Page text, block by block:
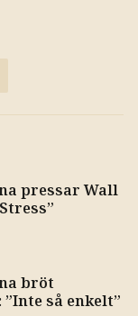
pressar Wall
bröt
så enkelt”